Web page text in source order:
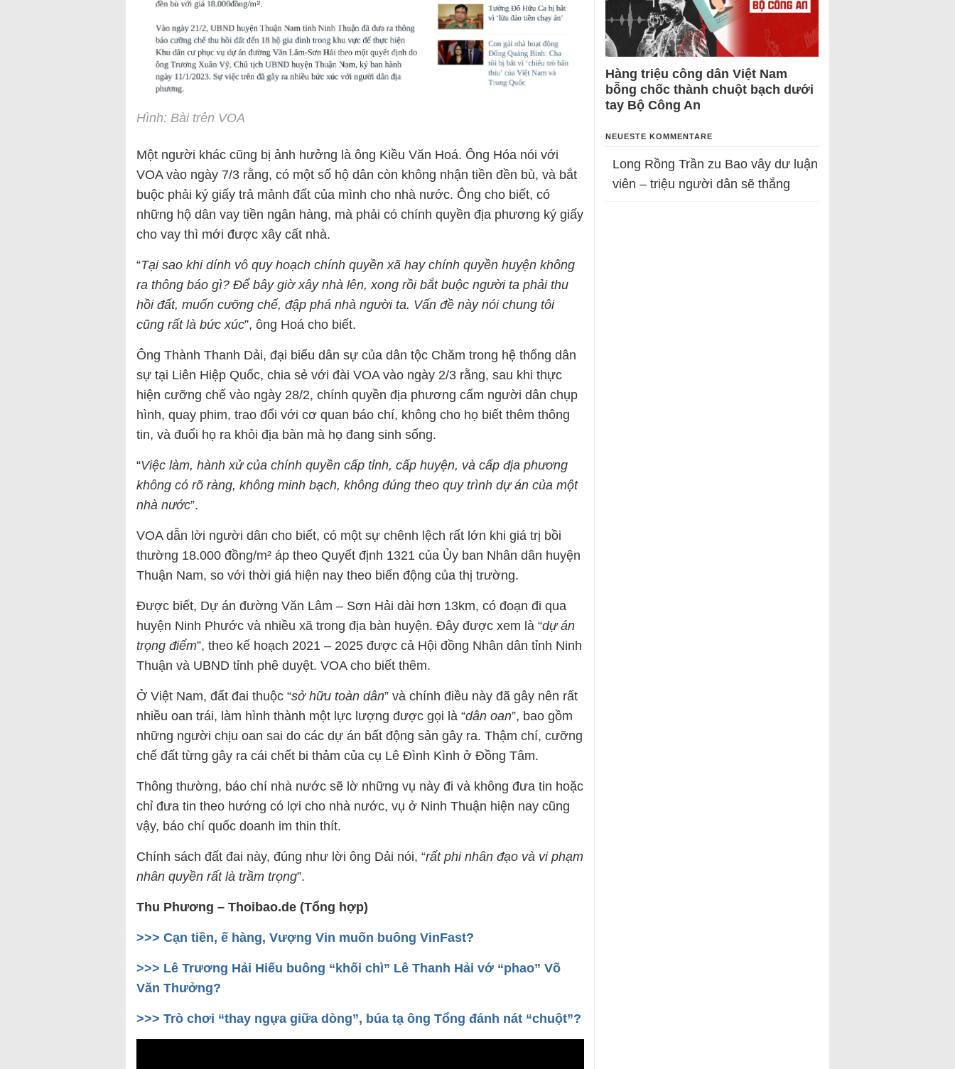
Hình: Bài trên VOA
Một người khác cũng bị ảnh hưởng là ông Kiều Văn Hoá. Ông Hóa nói với
VOA vào ngày 7/3 rằng, có một số hộ dân còn không nhận tiền đền bù, và bắt
buộc phải ký giấy trả mảnh đất của mình cho nhà nước. Ông cho biết, có
những hộ dân vay tiền ngân hàng, mà phải có chính quyền địa phương ký giấy
cho vay thì mới được xây cất nhà.
“Tại sao khi dính vô quy hoạch chính quyền xã hay chính quyền huyện không
ra thông báo gì? Để bây giờ xây nhà lên, xong rồi bắt buộc người ta phải thu
hồi đất, muốn cưỡng chế, đập phá nhà người ta. Vấn đề này nói chung tôi
cũng rất là bức xúc”, ông Hoá cho biết.
Ông Thành Thanh Dải, đại biểu dân sự của dân tộc Chăm trong hệ thống dân
sự tại Liên Hiệp Quốc, chia sẻ với đài VOA vào ngày 2/3 rằng, sau khi thực
hiện cưỡng chế vào ngày 28/2, chính quyền địa phương cấm người dân chụp
hình, quay phim, trao đổi với cơ quan báo chí, không cho họ biết thêm thông
tin, và đuổi họ ra khỏi địa bàn mà họ đang sinh sống.
“Việc làm, hành xử của chính quyền cấp tỉnh, cấp huyện, và cấp địa phương
không có rõ ràng, không minh bạch, không đúng theo quy trình dự án của một
nhà nước”.
VOA dẫn lời người dân cho biết, có một sự chênh lệch rất lớn khi giá trị bồi
thường 18.000 đồng/m² áp theo Quyết định 1321 của Ủy ban Nhân dân huyện
Thuận Nam, so với thời giá hiện nay theo biến động của thị trường.
Được biết, Dự án đường Văn Lâm – Sơn Hải dài hơn 13km, có đoạn đi qua
huyện Ninh Phước và nhiều xã trong địa bàn huyện. Đây được xem là “dự án
trọng điểm”, theo kế hoạch 2021 – 2025 được cả Hội đồng Nhân dân tỉnh Ninh
Thuận và UBND tỉnh phê duyệt. VOA cho biết thêm.
Ở Việt Nam, đất đai thuộc “sở hữu toàn dân” và chính điều này đã gây nên rất
nhiều oan trái, làm hình thành một lực lượng được gọi là “dân oan”, bao gồm
những người chịu oan sai do các dự án bất động sản gây ra. Thậm chí, cưỡng
chế đất từng gây ra cái chết bi thảm của cụ Lê Đình Kình ở Đồng Tâm.
Thông thường, báo chí nhà nước sẽ lờ những vụ này đi và không đưa tin hoặc
chỉ đưa tin theo hướng có lợi cho nhà nước, vụ ở Ninh Thuận hiện nay cũng
vậy, báo chí quốc doanh im thin thít.
Chính sách đất đai này, đúng như lời ông Dải nói, “rất phi nhân đạo và vi phạm
nhân quyền rất là trầm trọng”.
Thu Phương – Thoibao.de (Tổng hợp)
>>> Cạn tiền, ế hàng, Vượng Vin muốn buông VinFast?
>>> Lê Trương Hải Hiếu buông “khối chì” Lê Thanh Hải vớ “phao” Võ
Văn Thưởng?
>>> Trò chơi “thay ngựa giữa dòng”, búa tạ ông Tổng đánh nát “chuột”?
Hàng triệu công dân Việt Nam
bỗng chốc thành chuột bạch dưới
tay Bộ Công An
NEUESTE KOMMENTARE
Long Rồng Trần zu Bao vây dư luận
viên – triệu người dân sẽ thắng